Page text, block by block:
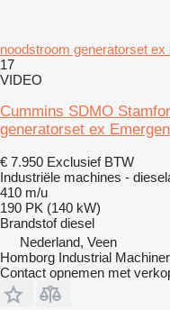
noodstroom generatorset
17
VIDEO
Cummins SDMO
generatorset ex
€ 7.950 Exclusief BTW
Industriële machines -
410 m/u
190 PK (140 kW)
Brandstof diesel
Nederland, Veen
Homborg Industrial
Contact opnemen met